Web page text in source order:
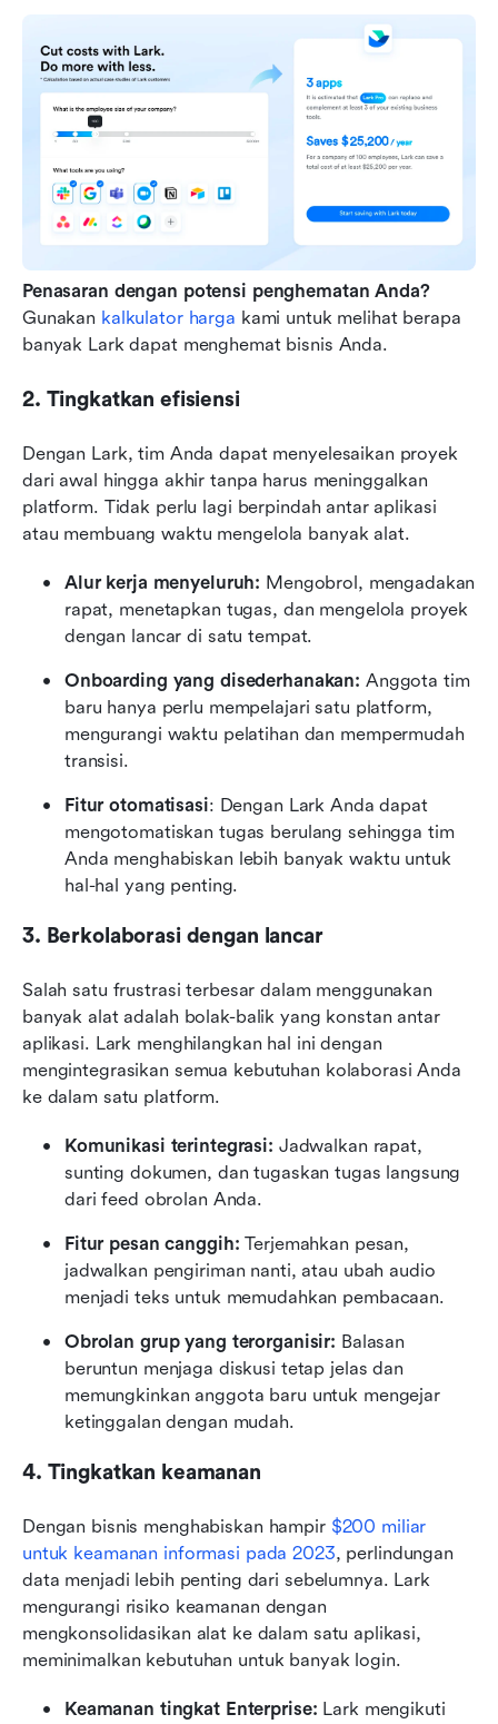
Penasaran dengan potensi penghematan Anda?
Gunakan kalkulator harga kami untuk melihat berapa
banyak Lark dapat menghemat bisnis Anda.
2. Tingkatkan efisiensi
Dengan Lark, tim Anda dapat menyelesaikan proyek
dari awal hingga akhir tanpa harus meninggalkan
platform. Tidak perlu lagi berpindah antar aplikasi
atau membuang waktu mengelola banyak alat.
Alur kerja menyeluruh: Mengobrol, mengadakan
rapat, menetapkan tugas, dan mengelola proyek
dengan lancar di satu tempat.
Onboarding yang disederhanakan: Anggota tim
baru hanya perlu mempelajari satu platform,
mengurangi waktu pelatihan dan mempermudah
transisi.
Fitur otomatisasi: Dengan Lark Anda dapat
mengotomatiskan tugas berulang sehingga tim
Anda menghabiskan lebih banyak waktu untuk
hal-hal yang penting.
3. Berkolaborasi dengan lancar
Salah satu frustrasi terbesar dalam menggunakan
banyak alat adalah bolak-balik yang konstan antar
aplikasi. Lark menghilangkan hal ini dengan
mengintegrasikan semua kebutuhan kolaborasi Anda
ke dalam satu platform.
Komunikasi terintegrasi: Jadwalkan rapat,
sunting dokumen, dan tugaskan tugas langsung
dari feed obrolan Anda.
Fitur pesan canggih: Terjemahkan pesan,
jadwalkan pengiriman nanti, atau ubah audio
menjadi teks untuk memudahkan pembacaan.
Obrolan grup yang terorganisir: Balasan
beruntun menjaga diskusi tetap jelas dan
memungkinkan anggota baru untuk mengejar
ketinggalan dengan mudah.
4. Tingkatkan keamanan
Dengan bisnis menghabiskan hampir $200 miliar
untuk keamanan informasi pada 2023, perlindungan
data menjadi lebih penting dari sebelumnya. Lark
mengurangi risiko keamanan dengan
mengkonsolidasikan alat ke dalam satu aplikasi,
meminimalkan kebutuhan untuk banyak login.
Keamanan tingkat Enterprise: